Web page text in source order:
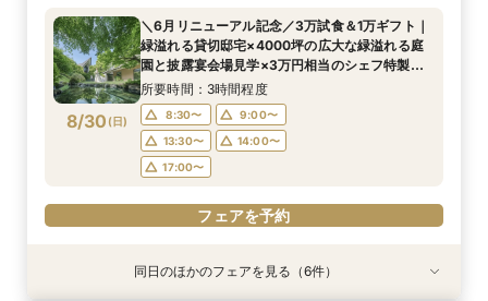
8/29(土)
8:30〜
8:45〜
9:00〜
13:30〜
14:00〜
フェアを予約
8/29(土)
8:30〜
8:45〜
9:00〜
13:30〜
14:00〜
フェアを予約
8/29(土)
8:30〜
8:45〜
9:00〜
13:30〜
14:00〜
フェアを予約
8/29(土)
8:30〜
8:45〜
9:00〜
13:30〜
14:00〜
フェアを予約
8/29(土)
8:30〜
8:45〜
9:00〜
13:30〜
14:00〜
フェアを予約
8/30 (日)
＼6月リニューアル記念／3万試食＆1万ギフト｜
緑溢れる貸切邸宅×4000坪の広大な緑溢れる庭
園と披露宴会場見学×3万円相当のシェフ特製国
産牛無料試食×心配な見積りもシュミレーション
相談
所要時間：3時間程度
8:30〜
9:00〜
13:30〜
14:00〜
17:00〜
フェアを予約
衣装試着 特典あり
特典あり
特典あり
衣装試着 特典あり
衣装試着 特典あり
衣装試着 特典あり
同日のほかのフェアを見る（6件）